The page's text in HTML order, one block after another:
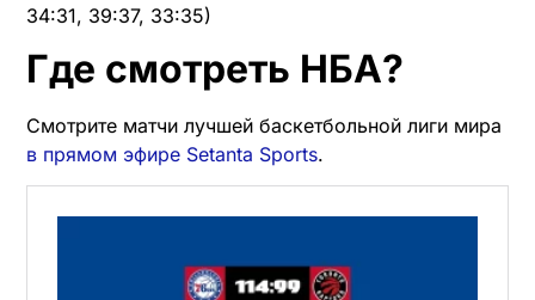
34:31, 39:37, 33:35)
Где смотреть НБА?
Смотрите матчи лучшей баскетбольной лиги мира
в прямом эфире Setanta Sports.